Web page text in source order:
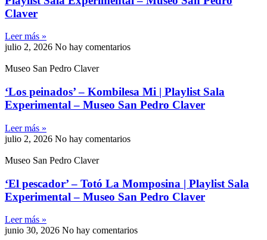
Claver
Leer más »
julio 2, 2026 No hay comentarios
Museo San Pedro Claver
‘Los peinados’ – Kombilesa Mi | Playlist Sala
Experimental – Museo San Pedro Claver
Leer más »
julio 2, 2026 No hay comentarios
Museo San Pedro Claver
‘El pescador’ – Totó La Momposina | Playlist Sala
Experimental – Museo San Pedro Claver
Leer más »
junio 30, 2026 No hay comentarios